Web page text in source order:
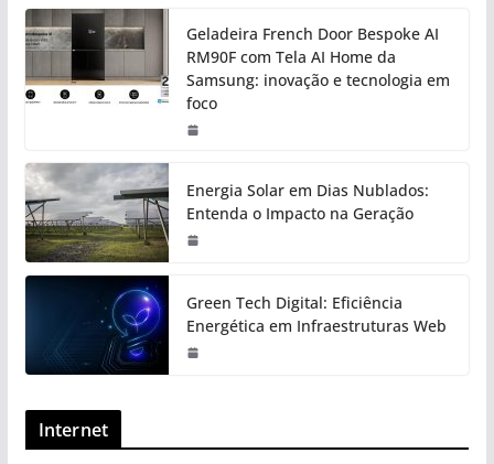
Geladeira French Door Bespoke AI
RM90F com Tela AI Home da
Samsung: inovação e tecnologia em
foco
Energia Solar em Dias Nublados:
Entenda o Impacto na Geração
Green Tech Digital: Eficiência
Energética em Infraestruturas Web
Internet